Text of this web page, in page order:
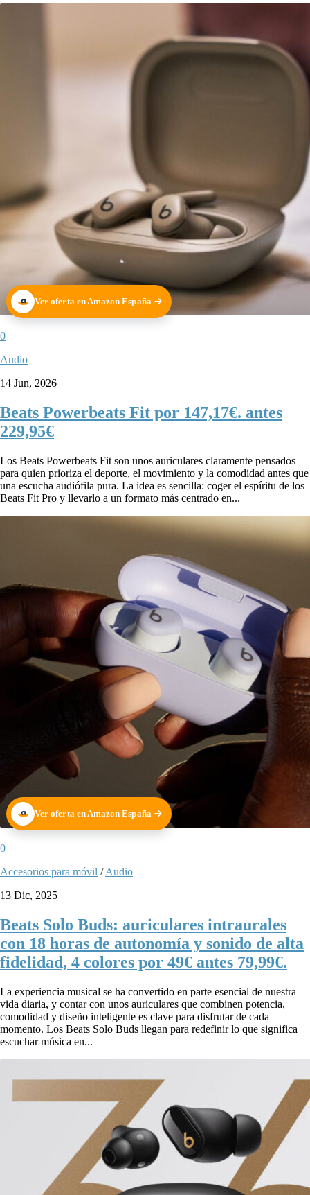
Ver oferta en Amazon España
0
Audio
14 Jun, 2026
Beats Powerbeats Fit por 147,17€. antes
229,95€
Los Beats Powerbeats Fit son unos auriculares claramente pensados
para quien prioriza el deporte, el movimiento y la comodidad antes que
una escucha audiófila pura. La idea es sencilla: coger el espíritu de los
Beats Fit Pro y llevarlo a un formato más centrado en...
Ver oferta en Amazon España
0
Accesorios para móvil /Audio
13 Dic, 2025
Beats Solo Buds: auriculares intraurales
con 18 horas de autonomía y sonido de alta
fidelidad, 4 colores por 49€ antes 79,99€.
La experiencia musical se ha convertido en parte esencial de nuestra
vida diaria, y contar con unos auriculares que combinen potencia,
comodidad y diseño inteligente es clave para disfrutar de cada
momento. Los Beats Solo Buds llegan para redefinir lo que significa
escuchar música en...